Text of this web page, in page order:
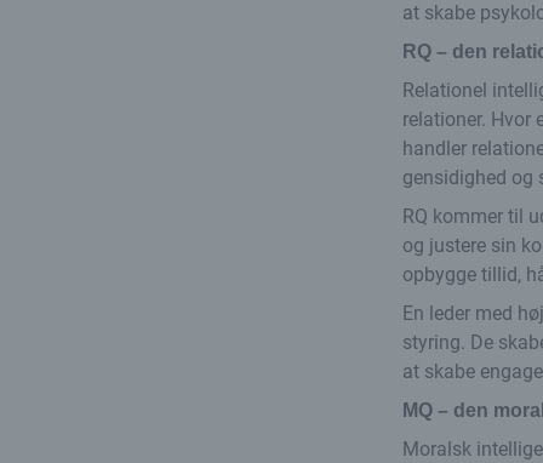
at skabe
RQ – den
Relationel
relationer.
handler
gensidighed og
RQ kommer til
og justere sin
opbygge tillid,
En leder med
styring. De
at skabe
MQ – den
Moralsk